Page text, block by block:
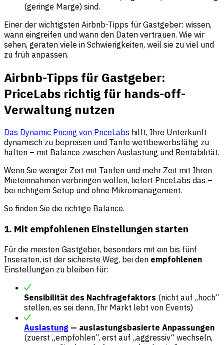
(geringe Marge) sind.
Einer der wichtigsten Airbnb-Tipps für Gastgeber: wissen,
wann eingreifen und wann den Daten vertrauen. Wie wir
sehen, geraten viele in Schwierigkeiten, weil sie zu viel und
zu früh anpassen.
Airbnb-Tipps für Gastgeber:
PriceLabs richtig für hands-off-
Verwaltung nutzen
Das Dynamic Pricing von PriceLabs hilft, Ihre Unterkunft
dynamisch zu bepreisen und Tarife wettbewerbsfähig zu
halten – mit Balance zwischen Auslastung und Rentabilität.
Wenn Sie weniger Zeit mit Tarifen und mehr Zeit mit Ihren
Mieteinnahmen verbringen wollen, liefert PriceLabs das –
bei richtigem Setup und ohne Mikromanagement.
So finden Sie die richtige Balance.
1. Mit empfohlenen Einstellungen starten
Für die meisten Gastgeber, besonders mit ein bis fünf
Inseraten, ist der sicherste Weg, bei den empfohlenen
Einstellungen zu bleiben für:
Sensibilität des Nachfragefaktors (nicht auf „hoch“
stellen, es sei denn, Ihr Markt lebt von Events)
Auslastung — auslastungsbasierte Anpassungen
(zuerst „empfohlen“, erst auf „aggressiv“ wechseln,